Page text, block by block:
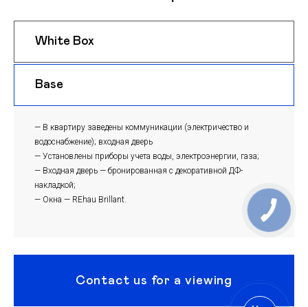
White Box
Base
— В квартиру заведены коммуникации (электричество и
водоснабжение); входная дверь
— Установлены приборы учета воды, электроэнергии, газа;
— Входная дверь — бронированная с декоративной ДФ-
накладкой;
— Окна — REhau Brillant.
Contact us for a viewing